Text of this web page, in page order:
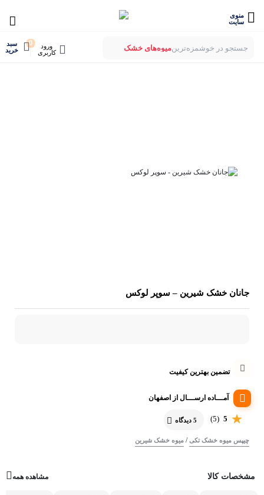
منوی
سایت
جستجو در خوشمزه‌ترینمیوه‌های خشک
ورود
کاربری
0
سبد
خرید
جانان خشک شیرین – سوپر لوکس
تضمین بهترین کیفیت
آمـــاده ارســـال از اصفهان
5
(5) 5 دیدگاه
چیپس میوه خشک تکی/ میوه خشک شیرین
مشخصات کالا مشاهده همه